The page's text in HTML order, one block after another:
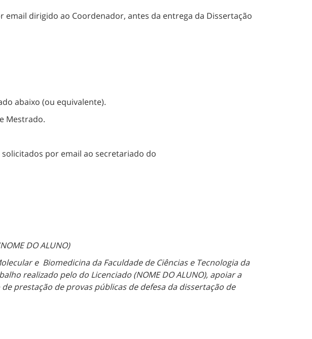
dirigido ao Coordenador, antes da entrega da Dissertação
abaixo (ou equivalente).
Mestrado.
por email ao secretariado do
DO ALUNO)
e Biomedicina da Faculdade de Ciências e Tecnologia da
realizado pelo do Licenciado (NOME DO ALUNO), apoiar a
de prestação de provas públicas de defesa da dissertação de